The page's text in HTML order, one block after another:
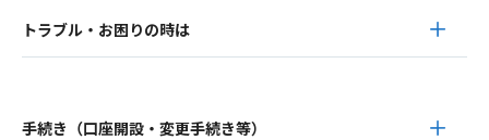
トラブル・お困りの時は
手続き（口座開設・変更手続き等）